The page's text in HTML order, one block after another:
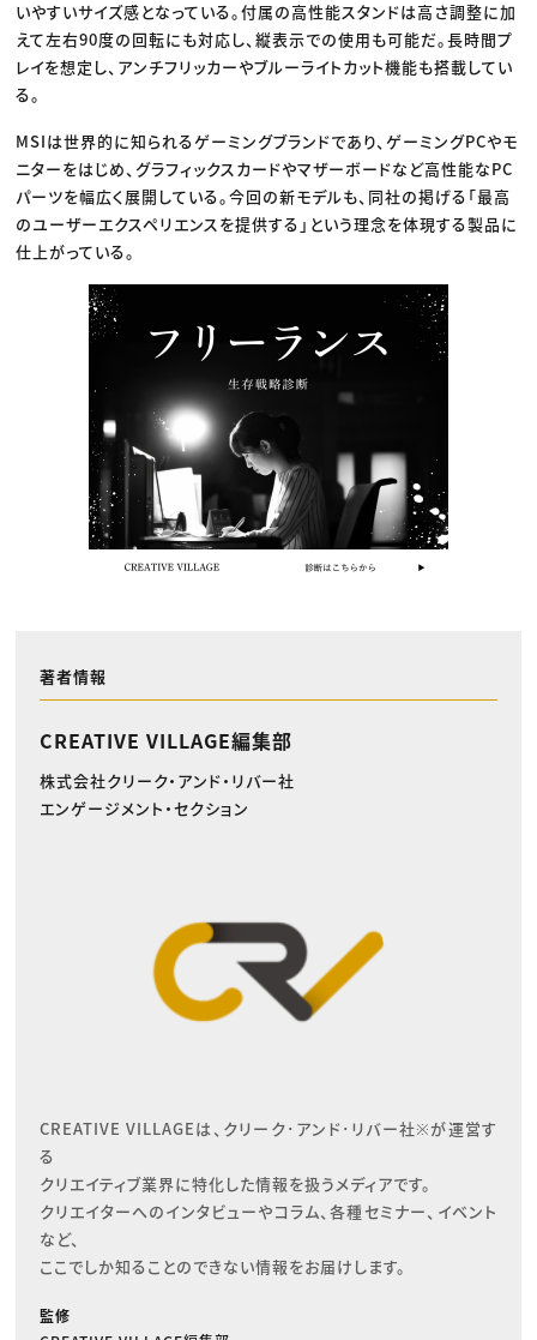
いやすいサイズ感となっている。付属の高性能スタンドは高さ調整に加
えて左右90度の回転にも対応し、縦表示での使用も可能だ。長時間プ
レイを想定し、アンチフリッカーやブルーライトカット機能も搭載してい
る。
MSIは世界的に知られるゲーミングブランドであり、ゲーミングPCやモ
ニターをはじめ、グラフィックスカードやマザーボードなど高性能なPC
パーツを幅広く展開している。今回の新モデルも、同社の掲げる「最高
のユーザーエクスペリエンスを提供する」という理念を体現する製品に
仕上がっている。
著者情報
CREATIVE VILLAGE編集部
株式会社クリーク・アンド・リバー社
エンゲージメント・セクション
CREATIVE VILLAGEは、クリーク･アンド･リバー社※が運営す
る
クリエイティブ業界に特化した情報を扱うメディアです。
クリエイターへのインタビューやコラム、各種セミナー、イベント
など、
ここでしか知ることのできない情報をお届けします。
監修